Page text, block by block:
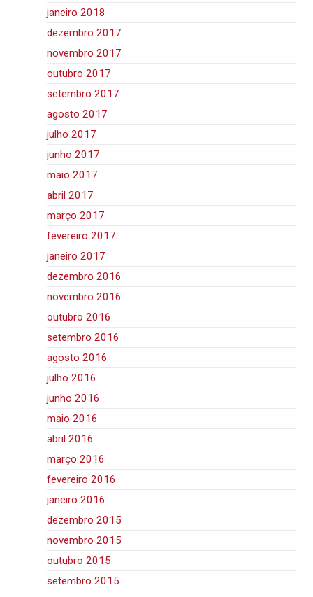
janeiro 2018
dezembro 2017
novembro 2017
outubro 2017
setembro 2017
agosto 2017
julho 2017
junho 2017
maio 2017
abril 2017
março 2017
fevereiro 2017
janeiro 2017
dezembro 2016
novembro 2016
outubro 2016
setembro 2016
agosto 2016
julho 2016
junho 2016
maio 2016
abril 2016
março 2016
fevereiro 2016
janeiro 2016
dezembro 2015
novembro 2015
outubro 2015
setembro 2015